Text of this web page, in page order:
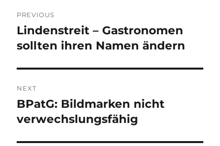
navigation
PREVIOUS
Previous
post:
Lindenstreit – Gastronomen
sollten ihren Namen ändern
NEXT
Next
post:
BPatG: Bildmarken nicht
verwechslungsfähig